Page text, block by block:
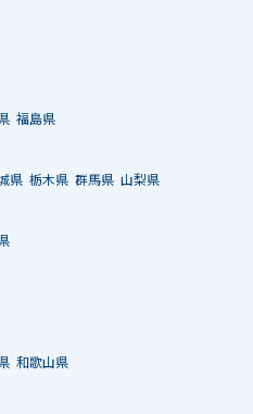
福島県
県 栃木県 群馬県 山梨県
和歌山県